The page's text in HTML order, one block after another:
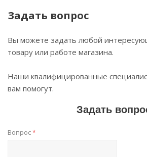
Задать вопрос
Вы можете задать любой
товару или работе магазина.
Наши квалифицированные
вам помогут.
Задать
Вопрос*